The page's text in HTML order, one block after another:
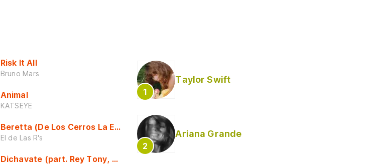
Risk It All
Bruno Mars
Animal
KATSEYE
Beretta (De Los Cerros La Escuela)
El de Las R's
Dichavate (part. Rey Tony, Dj Honda y Helabusador) [explícita]
Taylor Swift
Ariana Grande